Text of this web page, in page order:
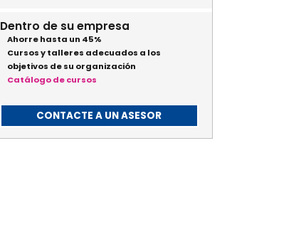
Dentro de su empresa
Ahorre hasta un 45%
Cursos y talleres adecuados a los
objetivos de su organización
Catálogo de cursos
CONTACTE A UN ASESOR